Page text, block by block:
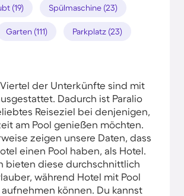
(19) Spülmaschine (23)
Garten (111) Parkplatz (23)
der Unterkünfte sind mit
Dadurch ist Paralio
Reiseziel bei denjenigen,
am Pool genießen möchten.
zeigen unsere Daten, dass
einen Pool haben, als Hotel.
bieten diese durchschnittlich
während Hotel mit Pool
können. Du kannst